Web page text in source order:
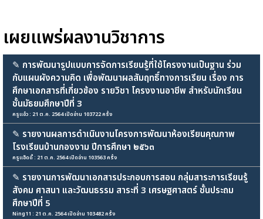
เผยแพร่ผลงานวิชาการ
✎ การพัฒนารูปแบบการจัดการเรียนรู้ที่ใช้โครงงานเป็นฐาน ร่วม
กับแผนผังความคิด เพื่อพัฒนาผลสัมฤทธิ์ทางการเรียน เรื่อง การ
ศึกษาเอกสารที่เกี่ยวข้อง รายวิชา โครงงานอาชีพ สำหรับนักเรียน
ชั้นมัธยมศึกษาปีที่ 3
ครูแอ๋ว : 21 ต.ค. 2564 เปิดอ่าน 103722 ครั้ง
✎ รายงานผลการดำเนินงานโครงการพัฒนาห้องเรียนคุณภาพ
โรงเรียนบ้านกองงาม ปีการศึกษา ๒๕๖๓
ครูแอ๊ดดี้ : 21 ต.ค. 2564 เปิดอ่าน 103563 ครั้ง
✎ รายงานการพัฒนาเอกสารประกอบการสอน กลุ่มสาระการเรียนรู้
สังคม ศาสนา และวัฒนธรรม สาระที่ 3 เศรษฐศาสตร์ ชั้นประถม
ศึกษาปีที่ 5
Ning11 : 21 ต.ค. 2564 เปิดอ่าน 103482 ครั้ง